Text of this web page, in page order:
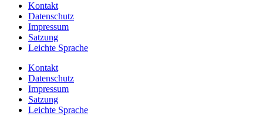
Kontakt
Datenschutz
Impressum
Satzung
Leichte Sprache
Kontakt
Datenschutz
Impressum
Satzung
Leichte Sprache